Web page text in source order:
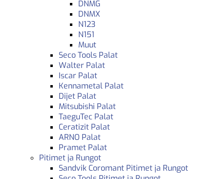
DNMG
DNMX
N123
N151
Muut
Seco Tools Palat
Walter Palat
Iscar Palat
Kennametal Palat
Dijet Palat
Mitsubishi Palat
TaeguTec Palat
Ceratizit Palat
ARNO Palat
Pramet Palat
Pitimet ja Rungot
Sandvik Coromant Pitimet ja Rungot